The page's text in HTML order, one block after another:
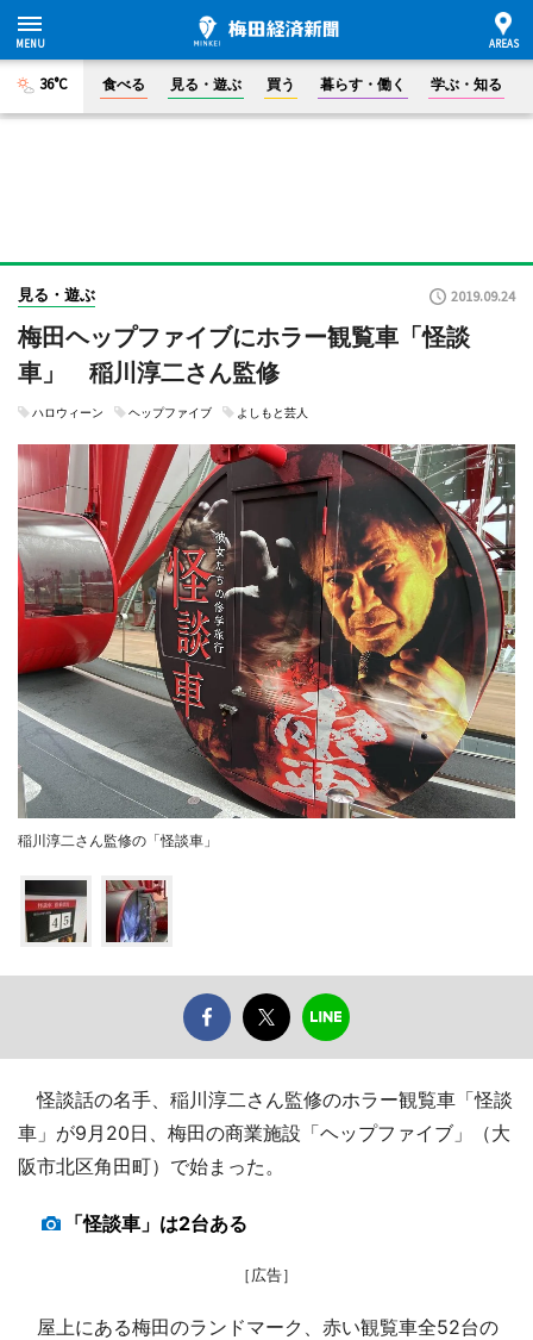
36°C 食べる 見る・遊ぶ 買う 暮らす・働く 学ぶ・知る
見る・遊ぶ 2019.09.24
梅田ヘップファイブにホラー観覧車「怪談
車」 稲川淳二さん監修
ハロウィーン ヘップファイブ よしもと芸人
稲川淳二さん監修の「怪談車」
怪談話の名手、稲川淳二さん監修のホラー観覧車「怪談
車」が9月20日、梅田の商業施設「ヘップファイブ」（大
阪市北区角田町）で始まった。
「怪談車」は2台ある
［広告］
屋上にある梅田のランドマーク、赤い観覧車全52台の